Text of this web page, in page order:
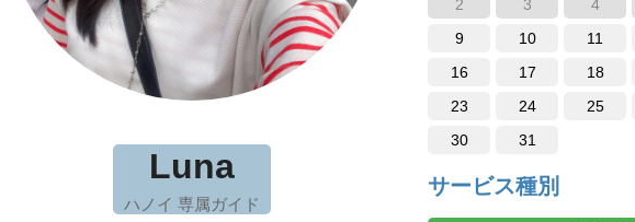
Luna
ハノイ 専属ガイド
2 3 4
9
10 11
16
17 18
23
24 25
30
31
サービス種別